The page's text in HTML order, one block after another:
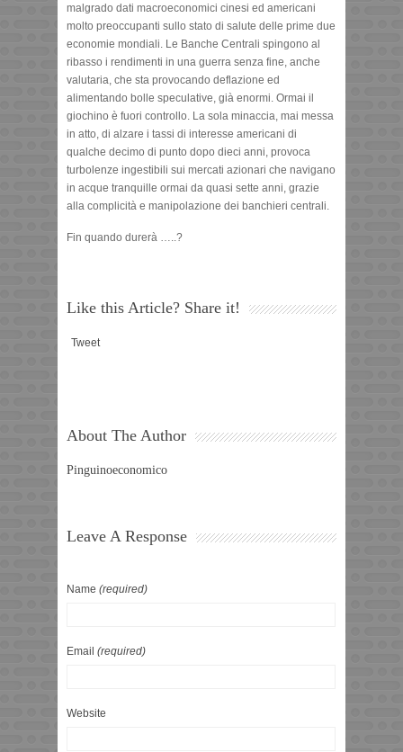
malgrado dati macroeconomici cinesi ed americani
molto preoccupanti sullo stato di salute delle prime due
economie mondiali. Le Banche Centrali spingono al
ribasso i rendimenti in una guerra senza fine, anche
valutaria, che sta provocando deflazione ed
alimentando bolle speculative, già enormi. Ormai il
giochino è fuori controllo. La sola minaccia, mai messa
in atto, di alzare i tassi di interesse americani di
qualche decimo di punto dopo dieci anni, provoca
turbolenze ingestibili sui mercati azionari che navigano
in acque tranquille ormai da quasi sette anni, grazie
alla complicità e manipolazione dei banchieri centrali.
Fin quando durerà …..?
Like this Article? Share it!
Tweet
About The Author
Pinguinoeconomico
Leave A Response
Name (required)
Email (required)
Website